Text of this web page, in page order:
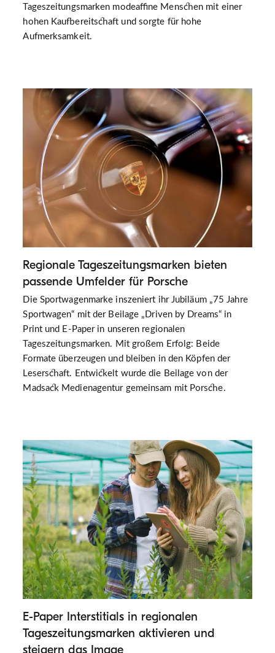
Tageszeitungsmarken modeaffine Menschen mit einer
hohen Kaufbereitschaft und sorgte für hohe
Aufmerksamkeit.
Regionale Tageszeitungsmarken bieten
passende Umfelder für Porsche
Die Sportwagenmarke inszeniert ihr Jubiläum „75 Jahre
Sportwagen“ mit der Beilage „Driven by Dreams“ in
Print und E-Paper in unseren regionalen
Tageszeitungsmarken. Mit großem Erfolg: Beide
Formate überzeugen und bleiben in den Köpfen der
Leserschaft. Entwickelt wurde die Beilage von der
Madsack Medienagentur gemeinsam mit Porsche.
E-Paper Interstitials in regionalen
Tageszeitungsmarken aktivieren und
steigern das Image